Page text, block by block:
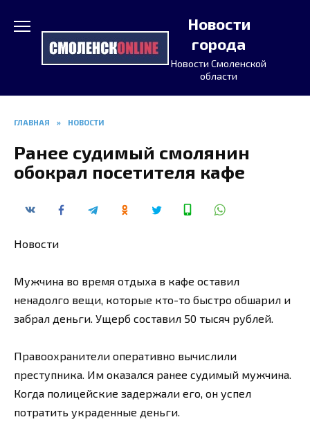
содержанию
Новости
города
Новости Смоленской
области
ГЛАВНАЯ » НОВОСТИ
Ранее судимый смолянин
обокрал посетителя кафе
Новости
Мужчина во время отдыха в кафе оставил
ненадолго вещи, которые кто-то быстро обшарил и
забрал деньги. Ущерб составил 50 тысяч рублей.
Правоохранители оперативно вычислили
преступника. Им оказался ранее судимый мужчина.
Когда полицейские задержали его, он успел
потратить украденные деньги.